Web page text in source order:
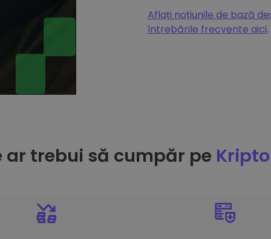
Aflați noțiunile de bază
întrebările frecvente aici.
ar trebui să cumpăr pe